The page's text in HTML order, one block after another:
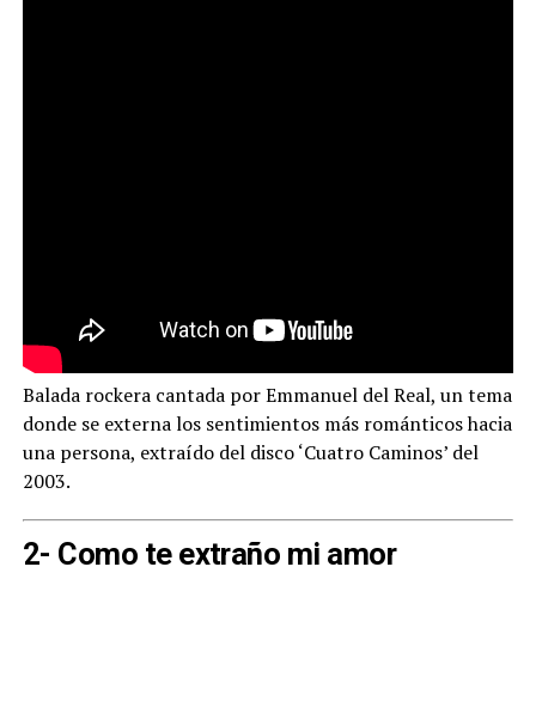
Balada rockera cantada por Emmanuel del Real, un tema
donde se externa los sentimientos más románticos hacia
una persona, extraído del disco ‘Cuatro Caminos’ del
2003.
2- Como te extraño mi amor